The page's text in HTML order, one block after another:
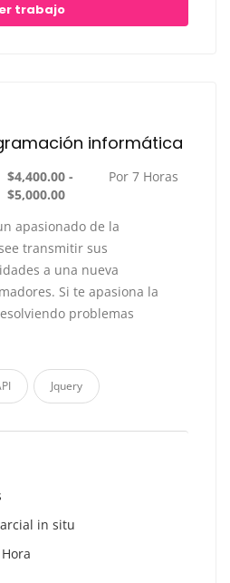
trabajo
informática
$4,400.00 -
$5,000.00
Por 7 Horas
apasionado de la
transmitir sus
a una nueva
Si te apasiona la
problemas
Jquery
in situ